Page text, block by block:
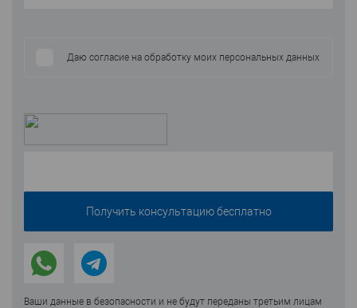
Даю согласие на обработку моих персональных данных
Ваши данные в безопасности и не будут переданы третьим лицам